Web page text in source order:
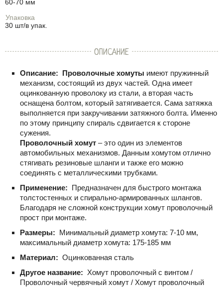
60-70 мм
Упаковка
30 шт/в упак.
ОПИСАНИЕ
Описание: Проволочные хомуты имеют пружинный
механизм, состоящий из двух частей. Одна имеет
оцинкованную проволоку из стали, а вторая часть
оснащена болтом, который затягивается. Сама затяжка
выполняется при закручивании затяжного болта. Именно
по этому принципу спираль сдвигается к стороне
сужения.
Проволочный хомут – это один из элементов
автомобильных механизмов. Данным хомутом отлично
стягивать резиновые шланги и также его можно
соединять с металлическими трубками.
Применение: Предназначен для быстрого монтажа
толстостенных и спирально-армированных шлангов.
Благодаря не сложной конструкции хомут проволочный
прост при монтаже.
Размеры: Минимальный диаметр хомута: 7-10 мм,
максимальный диаметр хомута: 175-185 мм
Материал: Оцинкованная сталь
Другое название: Хомут проволочный с винтом /
Проволочный червячный хомут / Хомут проволочный